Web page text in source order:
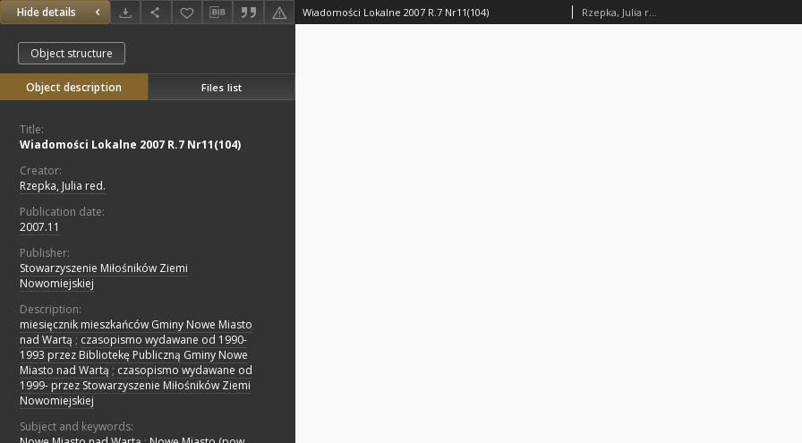
Hide details Wiadomości Lokalne 2007 R.7 Nr11(104) Rzepka, Julia red.
Object structure
Object description Files list
Title:
Wiadomości Lokalne 2007 R.7 Nr11(104)
Creator:
Rzepka, Julia red.
Publication date:
2007.11
Publisher:
Stowarzyszenie Miłośników Ziemi
Nowomiejskiej
Description:
miesięcznik mieszkańców Gminy Nowe Miasto
nad Wartą ; czasopismo wydawane od 1990-
1993 przez Bibliotekę Publiczną Gminy Nowe
Miasto nad Wartą ; czasopismo wydawane od
1999- przez Stowarzyszenie Miłośników Ziemi
Nowomiejskiej
Subject and keywords: